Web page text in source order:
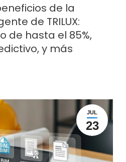
de la
de TRILUX:
de hasta el 85%,
y más
JUL
23